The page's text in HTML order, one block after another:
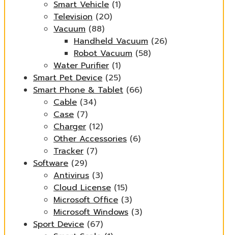
Smart Vehicle (1)
Television (20)
Vacuum (88)
Handheld Vacuum (26)
Robot Vacuum (58)
Water Purifier (1)
Smart Pet Device (25)
Smart Phone & Tablet (66)
Cable (34)
Case (7)
Charger (12)
Other Accessories (6)
Tracker (7)
Software (29)
Antivirus (3)
Cloud License (15)
Microsoft Office (3)
Microsoft Windows (3)
Sport Device (67)